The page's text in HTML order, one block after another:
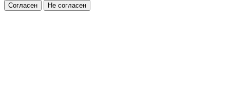
Согласен Не согласен